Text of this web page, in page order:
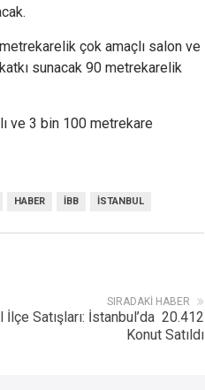
çok amaçlı salon ve
sunacak 90 metrekarelik
ve 3 bin 100 metrekare
HABER İBB İSTANBUL
SIRADAKI HABER
Satışları: İstanbul’da 20.412
Konut Satıldı